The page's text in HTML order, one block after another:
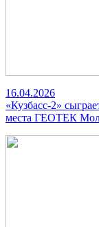
16.04.2026
«Кузбасс-2»
места ГЕОТЕК